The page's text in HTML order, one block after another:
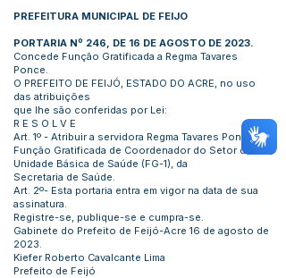
PREFEITURA MUNICIPAL DE FEIJO
PORTARIA Nº 246, DE 16 DE AGOSTO DE 2023.
Concede Função Gratificada a Regma Tavares
Ponce.
O PREFEITO DE FEIJÓ, ESTADO DO ACRE, no uso
das atribuições
que lhe são conferidas por Lei:
R E S O L V E
Art. 1º - Atribuir a servidora Regma Tavares Ponce, a
Função Gratificada de Coordenador do Setor de
Unidade Básica de Saúde (FG-1), da
Secretaria de Saúde.
Art. 2º- Esta portaria entra em vigor na data de sua
assinatura.
Registre-se, publique-se e cumpra-se.
Gabinete do Prefeito de Feijó-Acre 16 de agosto de
2023.
Kiefer Roberto Cavalcante Lima
Prefeito de Feijó